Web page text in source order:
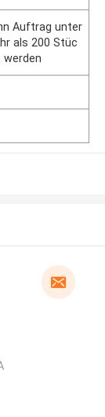
Auftrag unter
als 200 Stüc
werden